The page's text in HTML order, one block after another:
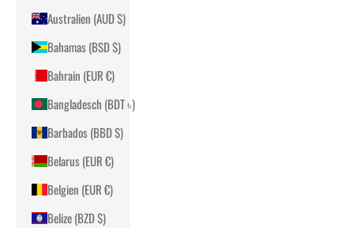
Australien (AUD $)
Bahamas (BSD $)
Bahrain (EUR €)
Bangladesch (BDT ৳)
Barbados (BBD $)
Belarus (EUR €)
Belgien (EUR €)
Belize (BZD $)